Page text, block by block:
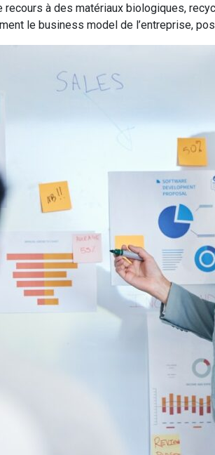
recours à des matériaux biologiques,
le business model de l’entreprise,